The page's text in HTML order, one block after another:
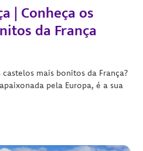
| Conheça os
da França
mais bonitos da França?
pela Europa, é a sua